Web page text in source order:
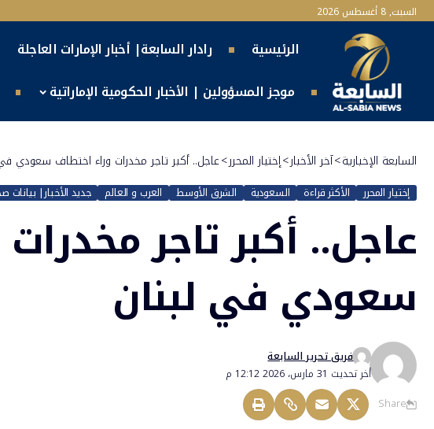
السبت, 8 أغسطس 2026
الرئيسية رادار السابعة| أخبار الإمارات العاجلة
موجز المسؤولين | الأخبار الحكومية الإماراتية
السابعة الإخبارية>آخر الأخبار>إختيار المحرر>عاجل.. أكبر تاجر مخدرات وراء اختطاف سعودي
إختيار المحرر الأكثر قراءة السعودية الشرق الأوسط العرب و العالم جديد الأخبار| بيانات
عاجل.. أكبر تاجر
سعودي في لبنان
أخر تحديث 31 مارس، 2026 12:12 م
فريق تحرير السابعة
Share